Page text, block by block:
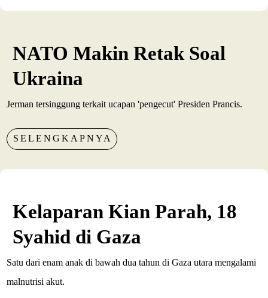
NATO Makin Retak Soal
Ukraina
Jerman tersinggung terkait ucapan 'pengecut' Presiden Prancis.
SELENGKAPNYA
Kelaparan Kian Parah, 18
Syahid di Gaza
Satu dari enam anak di bawah dua tahun di Gaza utara mengalami
malnutrisi akut.